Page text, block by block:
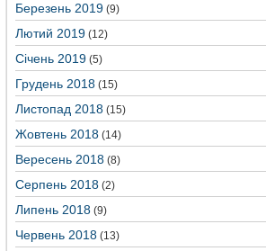
Березень 2019 (9)
Лютий 2019 (12)
Січень 2019 (5)
Грудень 2018 (15)
Листопад 2018 (15)
Жовтень 2018 (14)
Вересень 2018 (8)
Серпень 2018 (2)
Липень 2018 (9)
Червень 2018 (13)